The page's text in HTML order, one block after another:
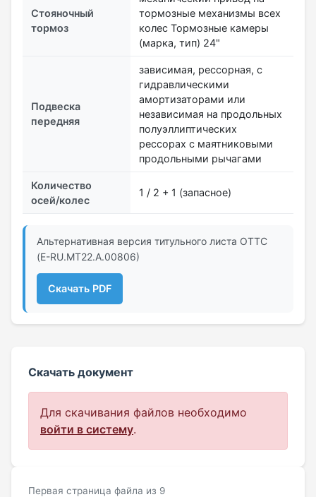
Стояночный
тормоз
тормозные механизмы всех
колес Тормозные камеры
(марка, тип) 24"
Подвеска
передняя
зависимая, рессорная, с
гидравлическими
амортизаторами или
независимая на продольных
полуэллиптических
рессорах с маятниковыми
продольными рычагами
Количество
осей/колес
1 / 2 + 1 (запасное)
Альтернативная версия титульного листа ОТТС
(Е-RU.МТ22.А.00806)
Скачать PDF
Скачать документ
Для скачивания файлов необходимо
войти в систему.
Первая страница файла из 9